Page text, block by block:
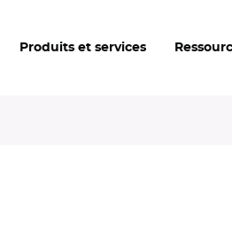
Produits et services